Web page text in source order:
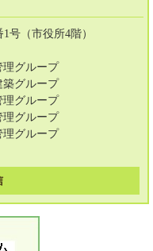
号（市役所4階）
理グループ
築グループ
理グループ
理グループ
理グループ